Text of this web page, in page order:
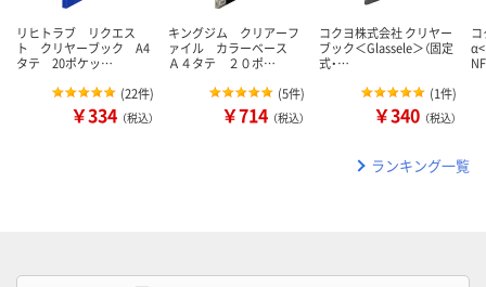
リヒトラブ リクエス
ト クリヤーブック A4
タテ 20ポケッ…
(22件)
￥334 （税込）
キングジム クリアーフ
ァイル カラーベース
Ａ４タテ ２０ポ…
(5件)
￥714 （税込）
コクヨ株式会社 クリヤー
ブック＜Glassele＞（固定
式・…
(1件)
￥340 （税込）
ランキング一覧